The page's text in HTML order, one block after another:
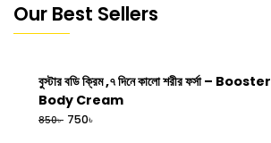
Our Best Sellers
বুস্টার বডি ক্রিম ,৭ দিনে কালো শরীর ফর্সা – Booster
Body Cream
850৳ 750৳